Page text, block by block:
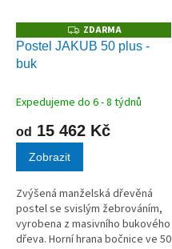
Z
D
A
ZDARMA
Postel JAKUB 50 plus -
buk
Expedujeme do 6 - 8 týdnů
od 15 462 Kč
Zobrazit
Zvýšená manželská dřevěná
postel se svislým žebrováním,
vyrobena z masivního bukového
dřeva. Horní hrana bočnice ve 50